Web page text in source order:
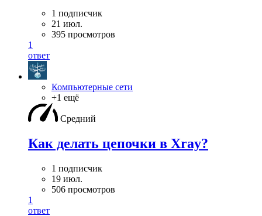
1 подписчик
21 июл.
395 просмотров
1
ответ
Компьютерные сети
+1 ещё
Средний
Как делать цепочки в Xray?
1 подписчик
19 июл.
506 просмотров
1
ответ